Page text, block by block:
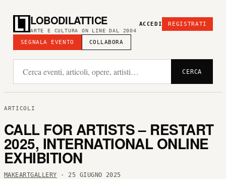
LOBODILATTICE
ARTE E CULTURA ON LINE DAL 2004
SEGNALA EVENTO COLLABORA
ACCEDI REGISTRATI
CERCA
ARTICOLI
CALL FOR ARTISTS – RESTART
2025, INTERNATIONAL ONLINE
EXHIBITION
MAKEARTGALLERY · 25 GIUGNO 2025